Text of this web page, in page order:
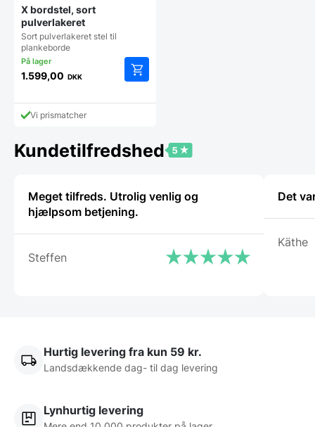
X bordstel, sort
pulverlakeret
Sort pulverlakeret stel til
plankeborde
1.599,00 DKK
Vi prismatcher
Kundetilfredshed
Meget tilfreds. Utrolig venlig og
hjælpsom betjening.
Steffen
Det
Käthe
Hurtig levering fra kun 59 kr.
Landsdækkende dag- til dag levering
Lynhurtig levering